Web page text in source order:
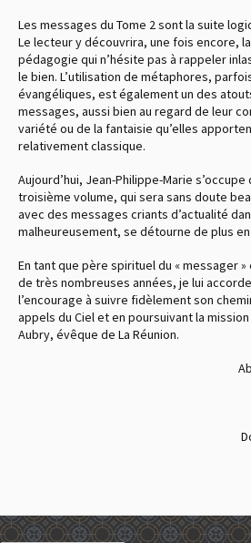
Les messages du Tome 2 sont la suite
Le lecteur y découvrira, une fois encore,
pédagogie qui n’hésite pas à rappeler
le bien. L’utilisation de métaphores,
évangéliques, est également un des
messages, aussi bien au regard de leur
variété ou de la fantaisie qu’elles
relativement classique.
Aujourd’hui, Jean-Philippe-Marie
troisième volume, qui sera sans doute
avec des messages criants d’actualité
malheureusement, se détourne de plus en
En tant que père spirituel du « messager
de très nombreuses années, je lui
l’encourage à suivre fidèlement son
appels du Ciel et en poursuivant la
Aubry, évêque de La Réunion.